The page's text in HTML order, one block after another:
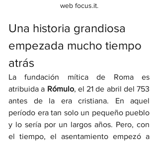
web focus.it.
Una historia grandiosa
empezada mucho tiempo
atrás
La fundación mítica de Roma es
atribuida a Rómulo, el 21 de abril del 753
antes de la era cristiana. En aquel
período era tan solo un pequeño pueblo
y lo sería por un largos años. Pero, con
el tiempo, el asentamiento empezó a